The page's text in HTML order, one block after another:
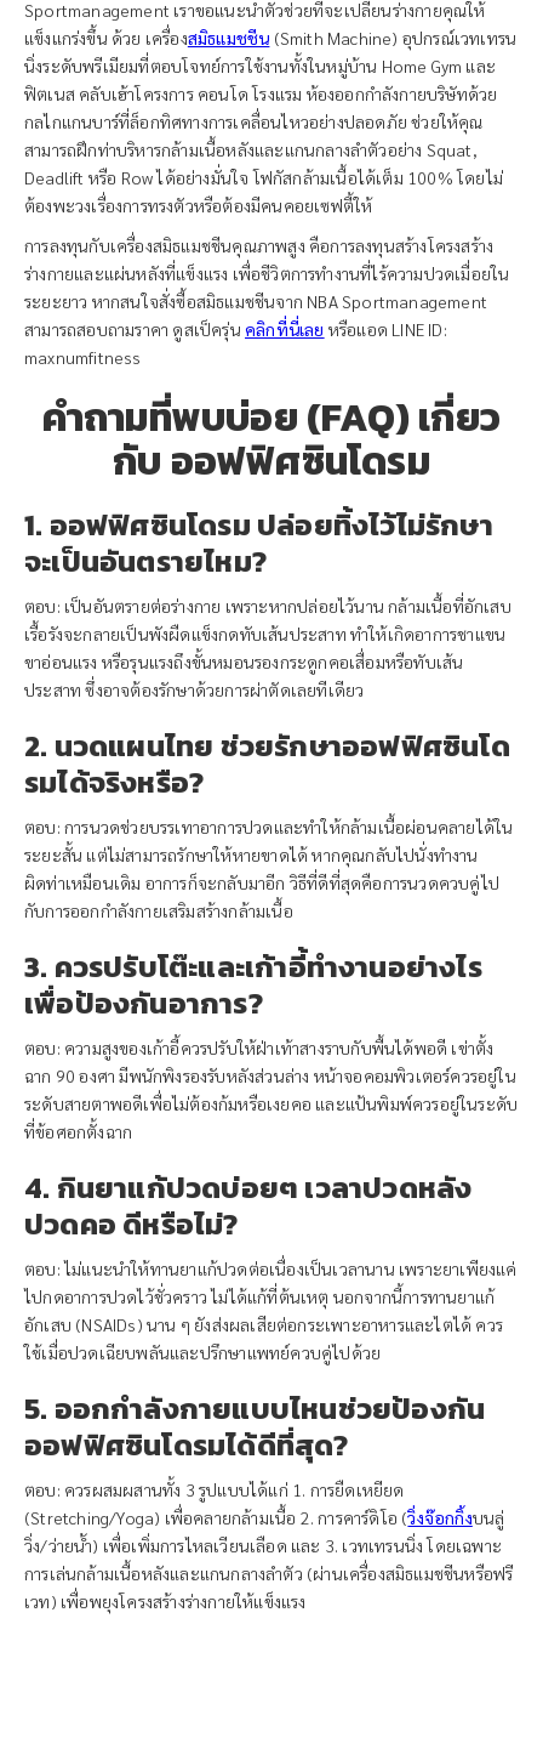
Sportmanagement เราขอแนะนำตัวช่วยที่จะเปลี่ยนร่างกายคุณให้
แข็งแกร่งขึ้น ด้วย เครื่องสมิธแมชชีน (Smith Machine) อุปกรณ์เวทเทรน
นิ่งระดับพรีเมียมที่ตอบโจทย์การใช้งานทั้งในหมู่บ้าน Home Gym และ
ฟิตเนส คลับเฮ้าโครงการ คอนโด โรงแรม ห้องออกกำลังกายบริษัทด้วย
กลไกแกนบาร์ที่ล็อกทิศทางการเคลื่อนไหวอย่างปลอดภัย ช่วยให้คุณ
สามารถฝึกท่าบริหารกล้ามเนื้อหลังและแกนกลางลำตัวอย่าง Squat,
Deadlift หรือ Row ได้อย่างมั่นใจ โฟกัสกล้ามเนื้อได้เต็ม 100% โดยไม่
ต้องพะวงเรื่องการทรงตัวหรือต้องมีคนคอยเซฟตี้ให้
การลงทุนกับเครื่องสมิธแมชชีนคุณภาพสูง คือการลงทุนสร้างโครงสร้าง
ร่างกายและแผ่นหลังที่แข็งแรง เพื่อชีวิตการทำงานที่ไร้ความปวดเมื่อยใน
ระยะยาว หากสนใจสั่งซื้อสมิธแมชชีนจาก NBA Sportmanagement
สามารถสอบถามราคา ดูสเป็ครุ่น คลิกที่นี่เลย หรือแอด LINE ID:
maxnumfitness
คำถามที่พบบ่อย (FAQ) เกี่ยว
กับ ออฟฟิศซินโดรม
1. ออฟฟิศซินโดรม ปล่อยทิ้งไว้ไม่รักษา
จะเป็นอันตรายไหม?
ตอบ: เป็นอันตรายต่อร่างกาย เพราะหากปล่อยไว้นาน กล้ามเนื้อที่อักเสบ
เรื้อรังจะกลายเป็นพังผืดแข็งกดทับเส้นประสาท ทำให้เกิดอาการชาแขน
ขาอ่อนแรง หรือรุนแรงถึงขั้นหมอนรองกระดูกคอเสื่อมหรือทับเส้น
ประสาท ซึ่งอาจต้องรักษาด้วยการผ่าตัดเลยทีเดียว
2. นวดแผนไทย ช่วยรักษาออฟฟิศซินโด
รมได้จริงหรือ?
ตอบ: การนวดช่วยบรรเทาอาการปวดและทำให้กล้ามเนื้อผ่อนคลายได้ใน
ระยะสั้น แต่ไม่สามารถรักษาให้หายขาดได้ หากคุณกลับไปนั่งทำงาน
ผิดท่าเหมือนเดิม อาการก็จะกลับมาอีก วิธีที่ดีที่สุดคือการนวดควบคู่ไป
กับการออกกำลังกายเสริมสร้างกล้ามเนื้อ
3. ควรปรับโต๊ะและเก้าอี้ทำงานอย่างไร
เพื่อป้องกันอาการ?
ตอบ: ความสูงของเก้าอี้ควรปรับให้ฝ่าเท้าสางราบกับพื้นได้พอดี เข่าตั้ง
ฉาก 90 องศา มีพนักพิงรองรับหลังส่วนล่าง หน้าจอคอมพิวเตอร์ควรอยู่ใน
ระดับสายตาพอดีเพื่อไม่ต้องก้มหรือเงยคอ และแป้นพิมพ์ควรอยู่ในระดับ
ที่ข้อศอกตั้งฉาก
4. กินยาแก้ปวดบ่อยๆ เวลาปวดหลัง
ปวดคอ ดีหรือไม่?
ตอบ: ไม่แนะนำให้ทานยาแก้ปวดต่อเนื่องเป็นเวลานาน เพราะยาเพียงแค่
ไปกดอาการปวดไว้ชั่วคราว ไม่ได้แก้ที่ต้นเหตุ นอกจากนี้การทานยาแก้
อักเสบ (NSAIDs) นาน ๆ ยังส่งผลเสียต่อกระเพาะอาหารและไตได้ ควร
ใช้เมื่อปวดเฉียบพลันและปรึกษาแพทย์ควบคู่ไปด้วย
5. ออกกำลังกายแบบไหนช่วยป้องกัน
ออฟฟิศซินโดรมได้ดีที่สุด?
ตอบ: ควรผสมผสานทั้ง 3 รูปแบบได้แก่ 1. การยืดเหยียด
(Stretching/Yoga) เพื่อคลายกล้ามเนื้อ 2. การคาร์ดิโอ (วิ่งจ๊อกกิ้งบนลู่
วิ่ง/ว่ายน้ำ) เพื่อเพิ่มการไหลเวียนเลือด และ 3. เวทเทรนนิ่ง โดยเฉพาะ
การเล่นกล้ามเนื้อหลังและแกนกลางลำตัว (ผ่านเครื่องสมิธแมชชีนหรือฟรี
เวท) เพื่อพยุงโครงสร้างร่างกายให้แข็งแรง